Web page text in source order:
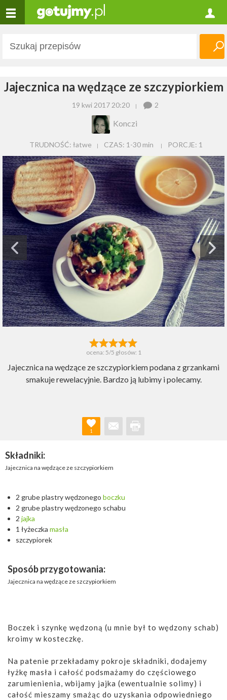
Jajecznica na wędzące ze szczypiorkiem
19 kwi 2017 20:20 2
Konczi
TRUDNOŚĆ: łatwe CZAS: 1-30 min PORCJE: 1
ocena: 5/5 głosów: 1
Jajecznica na wędzące ze szczypiorkiem podana z grzankami
smakuje rewelacyjnie. Bardzo ją lubimy i polecamy.
1
Składniki:
Jajecznica na wędzące ze szczypiorkiem
2 grube plastry wędzonego boczku
2 grube plastry wędzonego schabu
2 jajka
1 łyżeczka masła
szczypiorek
Sposób przygotowania:
Jajecznica na wędzące ze szczypiorkiem
Boczek i szynkę wędzoną (u mnie był to wędzony schab)
kroimy w kosteczkę.
Na patenie przekładamy pokroje składniki, dodajemy
łyżkę masła i całość podsmażamy do częściowego
zarumienienia, wbijamy jajka (ewentualnie solimy) i
całość mieszamy smażąc do uzyskania odpowiedniego